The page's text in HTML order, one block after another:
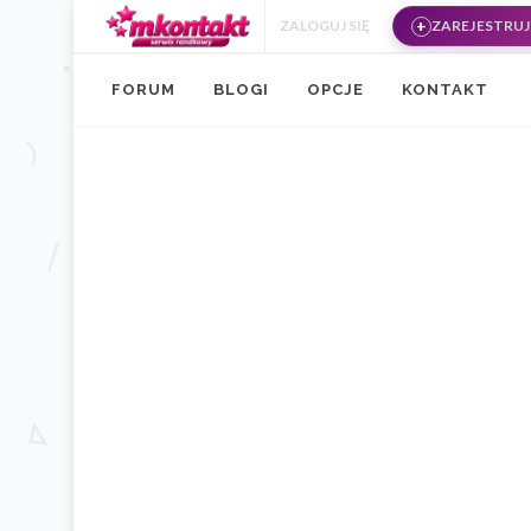
Przejdź do treści
ZALOGUJ SIĘ
FORUM BLOGI OPCJE KONTAKT